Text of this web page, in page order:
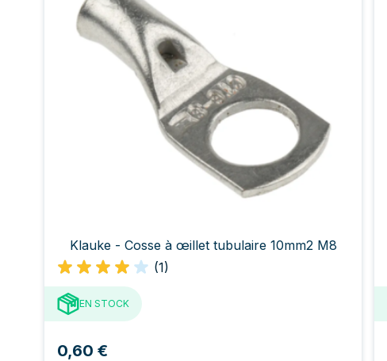
Klauke - Cosse à œillet tubulaire 10mm2 M8
(1)
EN STOCK
0,60 €